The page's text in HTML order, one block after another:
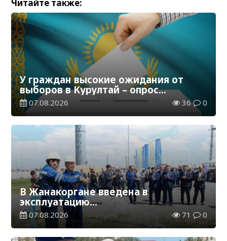
Читайте также:
У граждан высокие ожидания от
выборов в Курултай – опрос
общественного мнения
07.08.2026 36 0
В Жанакоргане введена в
эксплуатацию
водораспределительная станция
07.08.2026 71 0